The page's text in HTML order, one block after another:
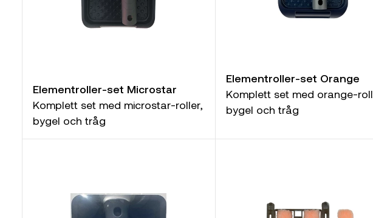
Elementroller-set Microstar
Komplett set med microstar-roller,
bygel och tråg
Elementroller-set Orange
Komplett set med orange-
bygel och tråg